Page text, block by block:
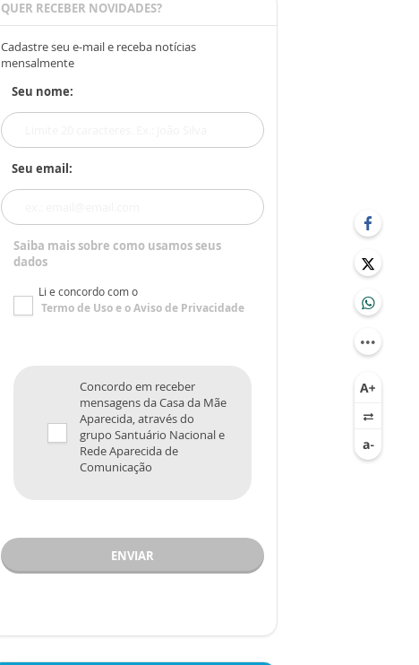
QUER RECEBER NOVIDADES?
Cadastre seu e-mail e receba notícias
mensalmente
Seu nome:
Seu email:
Saiba mais sobre como usamos seus
dados
Li e concordo com o
Termo de Usoe oAviso de Privacidade
Concordo em receber
mensagens da Casa da Mãe
Aparecida, através do
grupo Santuário Nacional e
Rede Aparecida de
Comunicação
ENVIAR